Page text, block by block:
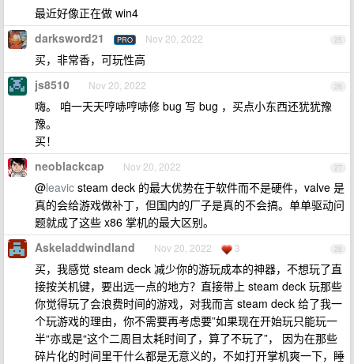
最近好像正在做 win4
25
darksword21 PRO Nov 20, 2022
买，非常香，可玩性高
26
js8510 Nov 20, 2022
嗨。 咱一天天哼哧哼哧修 bug 写 bug ，买点小东西还犹犹豫
豫。
买！
27
neoblackcap Nov 20, 2022
@leavic steam deck 的最大优势在于软件而不是硬件，valve 是
真的会给游戏做补丁，但国内的厂子是真的不会搞。单单驱动问
题就成了这些 x86 掌机的最大区别。
28
Askeladdwindland Nov 20, 2022 3
买，我感觉 steam deck 减少你的游玩成本的神器，不想玩了直
接按关机键，要出远一点的地方？直接带上 steam deck 玩那些
你觉得玩了会浪费时间的游戏，对我而言 steam deck 给了我一
个玩游戏的理由，你不需要再考虑要”如果现在开始玩只能玩一
半“亦或是“这个二周目太耗时间了，算了不玩了”， 因为在那些
碎片化的时间里干什么都是无意义的，不如打开掌机爽一下，睡